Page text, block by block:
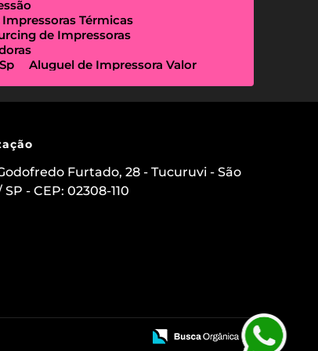
Térmicas
de Impressoras
Aluguel de Impressora Valor
Manutenção de Impressora
e Locação de Impressoras
Scanner de Mesa
Aluguel de Etiquetadora
Clínicas Médicas
Furtado, 28 - Tucuruvi - São
- CEP: 02308-110